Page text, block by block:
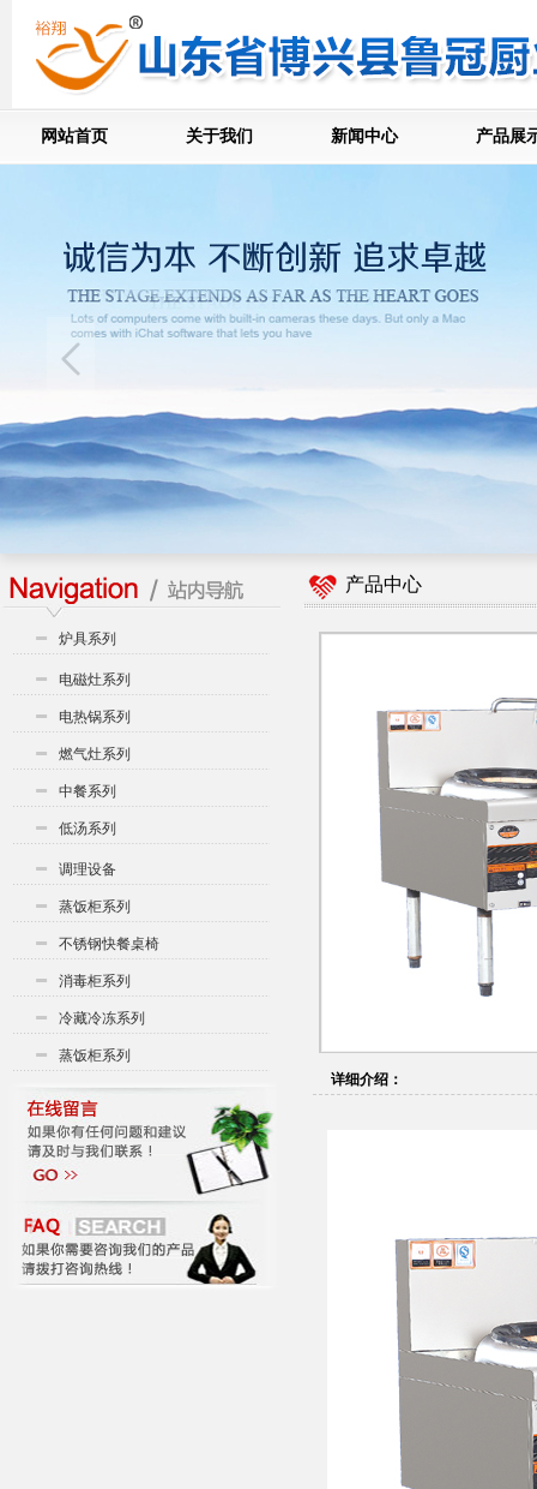
网站首页 关于我们 新闻中心 产品展
炉具系列
电磁灶系列
电热锅系列
燃气灶系列
中餐系列
低汤系列
调理设备
蒸饭柜系列
不锈钢快餐桌椅
消毒柜系列
冷藏冷冻系列
蒸饭柜系列
产品中心
详细介绍：